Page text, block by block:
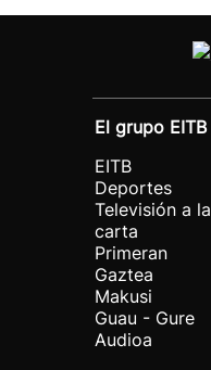
El grupo EITB
EITB
Deportes
Televisión a la
carta
Primeran
Gaztea
Makusi
Guau - Gure
Audioa